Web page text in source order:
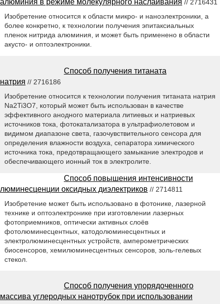
// 2716431
Изобретение относится к области микро- и наноэлектроники, а
более конкретно, к технологии получения эпитаксиальных
пленок нитрида алюминия, и может быть применено в области
акусто- и оптоэлектроники.
Способ получения титаната
натрия // 2716186
Изобретение относится к технологии получения титаната натрия
Na2Ti3O7, который может быть использован в качестве
эффективного анодного материала литиевых и натриевых
источников тока, фотокатализатора в ультрафиолетовом и
видимом диапазоне света, газочувствительного сенсора для
определения влажности воздуха, сепаратора химического
источника тока, предотвращающего замыкание электродов и
обеспечивающего ионный ток в электролите.
Способ повышения интенсивности
люминесценции оксидных диэлектриков // 2714811
Изобретение может быть использовано в фотонике, лазерной
технике и оптоэлектронике при изготовлении лазерных
фотоприемников, оптически активных слоёв
фотолюминесцентных, катодолюминесцентных и
электролюминесцентных устройств, амперометрических
биосенсоров, хемилюминесцентных сенсоров, золь-гелевых
стекол.
Способ получения упорядоченного
массива углеродных нанотрубок при использовании